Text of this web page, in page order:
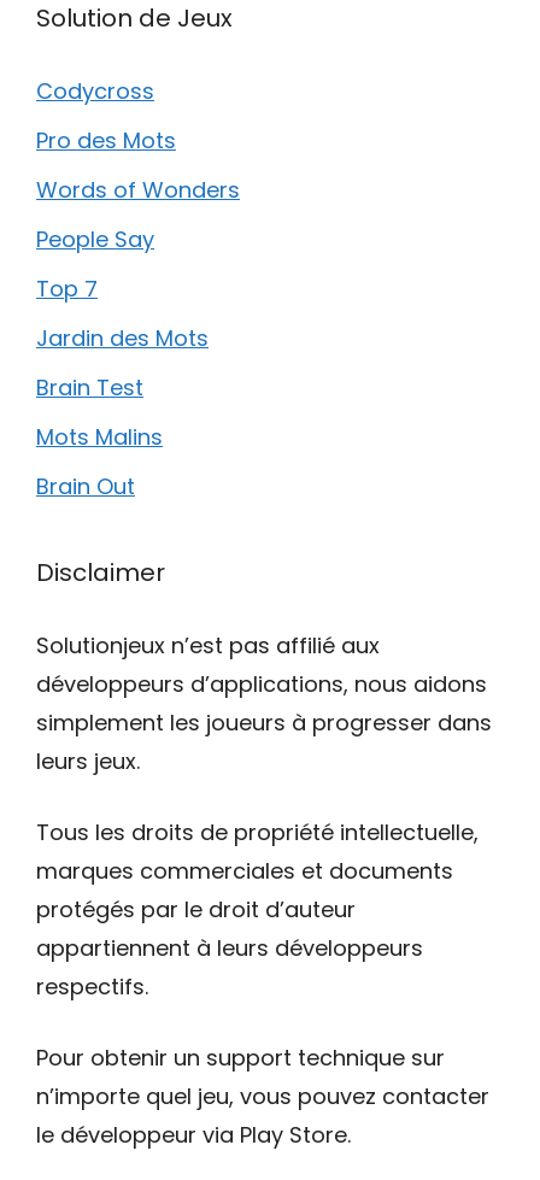
Solution de Jeux
Codycross
Pro des Mots
Words of Wonders
People Say
Top 7
Jardin des Mots
Brain Test
Mots Malins
Brain Out
Disclaimer
Solutionjeux n’est pas affilié aux
développeurs d’applications, nous aidons
simplement les joueurs à progresser dans
leurs jeux.
Tous les droits de propriété intellectuelle,
marques commerciales et documents
protégés par le droit d’auteur
appartiennent à leurs développeurs
respectifs.
Pour obtenir un support technique sur
n’importe quel jeu, vous pouvez contacter
le développeur via Play Store.